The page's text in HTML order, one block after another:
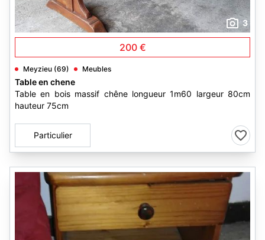
3
200 €
Meyzieu (69) Meubles
Table en chene
Table en bois massif chêne longueur 1m60 largeur 80cm
hauteur 75cm
Particulier